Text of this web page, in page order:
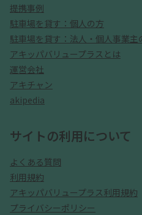
提携事例
駐車場を貸す：個人の方
駐車場を貸す：法人・個人事業主
アキッパバリュープラスとは
運営会社
アキチャン
akipedia
サイトの利用について
よくある質問
利用規約
アキッパバリュープラス利用規約
プライバシーポリシー